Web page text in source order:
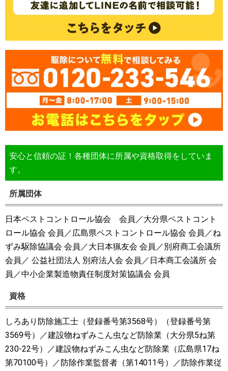
安心と信頼の証！各種団体に所属や資格取得をしていま
す。
所属団体
日本ペストコントロール協会 会員／大分県ペストコント
ロール協会 会員／広島県ペストコントロール協会 会員／ね
ずみ駆除協議会 会員／大日本猟友会 会員／別府商工会議所
会員／ 公益社団法人 別府法人会 会員／日本商工会議所 会
員／中小企業製造物責任制度対策協議会 会員
資格
しろあり防除施工士（登録番号第3568号）（登録番号第
3569号）／建設物ねずみこん虫など防除業（大分県5ね第
230-22号）／建設物ねずみこん虫など防除業（広島県17ね
第70100号）／防除作業監督者（第14011号）／防除作業従